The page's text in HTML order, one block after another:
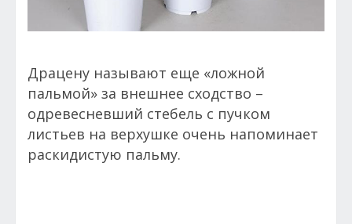
Драцену называют еще «ложной
пальмой» за внешнее сходство –
одревесневший стебель с пучком
листьев на верхушке очень напоминает
раскидистую пальму.